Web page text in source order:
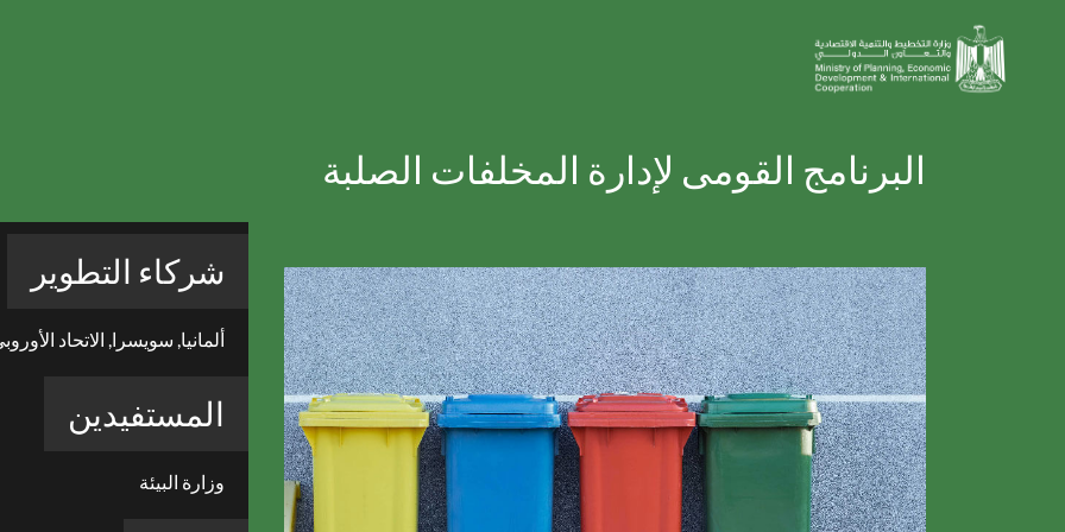
البرنامج القومى لإدارة المخلفات الصلبة
شركاء التطوير
ألمانيا, سويسرا, الاتحاد
المستفيدين
وزارة البيئة